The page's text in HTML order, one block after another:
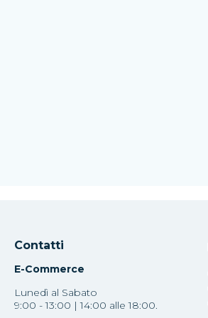
Contatti
E-Commerce
Lunedì al Sabato
9:00 - 13:00 | 14:00 alle 18:00.